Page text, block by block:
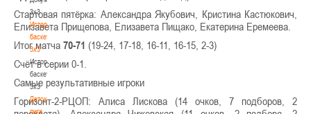
3х3
История
баскетбола
3х3
История
баскетбола
3х3
Детская
лига
Стартовая пятёрка: Александра Якубович, Кристина Кастюкович,
Елизавета Прищепова, Елизавета Пищако, Екатерина Еремеева.
Итог матча 70-71 (19-24, 17-18, 16-11, 16-15, 2-3)
Счёт в серии 0-1.
Самые результативные игроки
Горизонт-2-РЦОП: Алиса Лискова (14 очков, 7 подборов, 2